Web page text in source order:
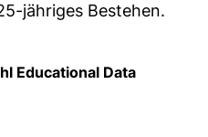
jähriges Bestehen.
Educational Data